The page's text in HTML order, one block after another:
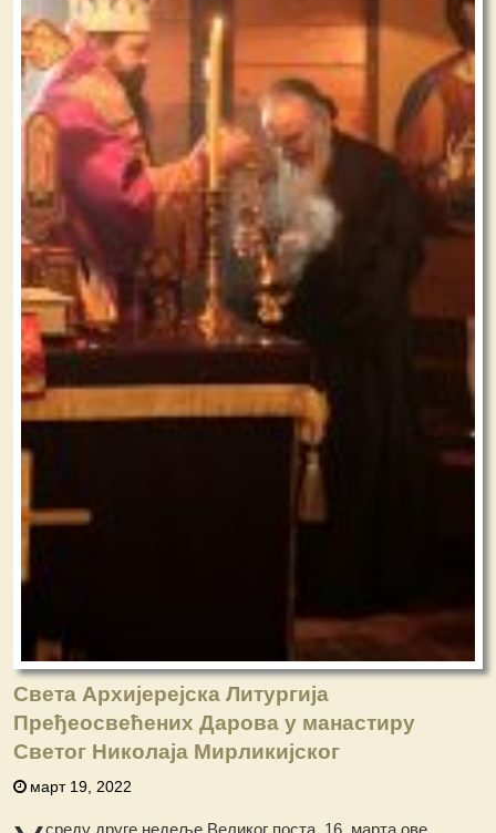
Света Архијерејска Литургија
Пређеосвећених Дарова у манастиру
Светог Николаја Мирликијског
март 19, 2022
среду друге недеље Великог поста, 16. марта ове